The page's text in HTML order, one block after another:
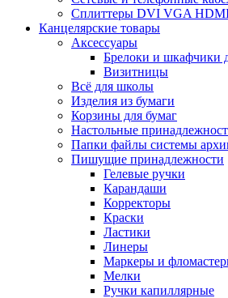
Сплиттеры DVI VGA
Канцелярские товары
Аксессуары
Брелоки и шкафчики
Визитницы
Всё для школы
Изделия из бумаги
Корзины для бумаг
Настольные
Папки файлы системы
Пишущие принадлежности
Гелевые ручки
Карандаши
Корректоры
Краски
Ластики
Линеры
Маркеры и
Мелки
Ручки капиллярные